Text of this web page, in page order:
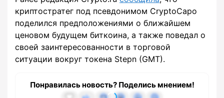
криптостратег под псевдонимом CryptoCapo
поделился предположениями о ближайшем
ценовом будущем биткоина, а также поведал о
своей заинтересованности в торговой
ситуации вокруг токена Stepn (GMT).
Понравилась новость? Поделись мнением!